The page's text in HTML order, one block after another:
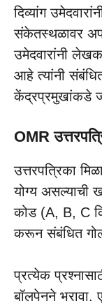
दिव्यांग
संकेतस्थळावर
उमेदवारांनी
आहे त्यांनी
केंद्रप्रमुखांकडे
OMR
उत्तरपत्रिका
योग्य असल्याची
कोड (A, B, C
करून संबंधित गोल
प्रत्येक
बॉलपेनने भरावा.